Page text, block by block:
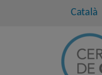
Català